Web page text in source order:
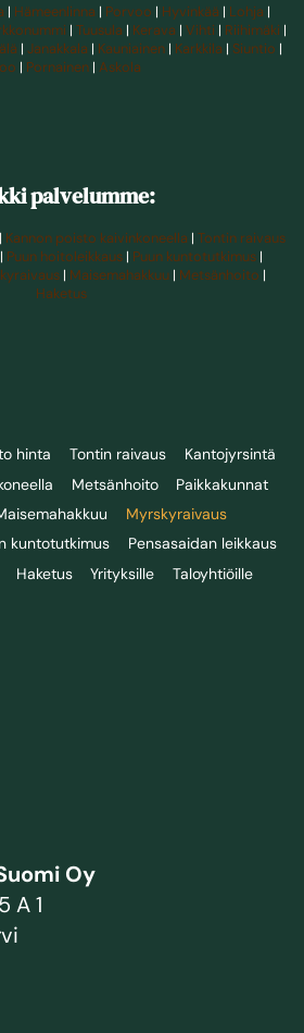
| Hämeenlinna | Porvoo | Hyvinkää | Lohja |
| Tuusula | Kerava | Vihti | Riihimäki |
| Janakkala | Kauniainen | Karkkila | Siuntio |
| Pornainen| Askola
palvelumme:
| Kannon poisto kaivinkoneella | Tontin raivaus
Puun hoitoleikkaus| Puun kuntotutkimus|
| Maisemahakkuu| Metsänhoito |
Haketus
hinta Tontin raivaus
Kantojyrsintä
Metsänhoito
Paikkakunnat
Myrskyraivaus
kuntotutkimus
Pensasaidan leikkaus
Haketus Yrityksille Taloyhtiöille
Oy
A 1